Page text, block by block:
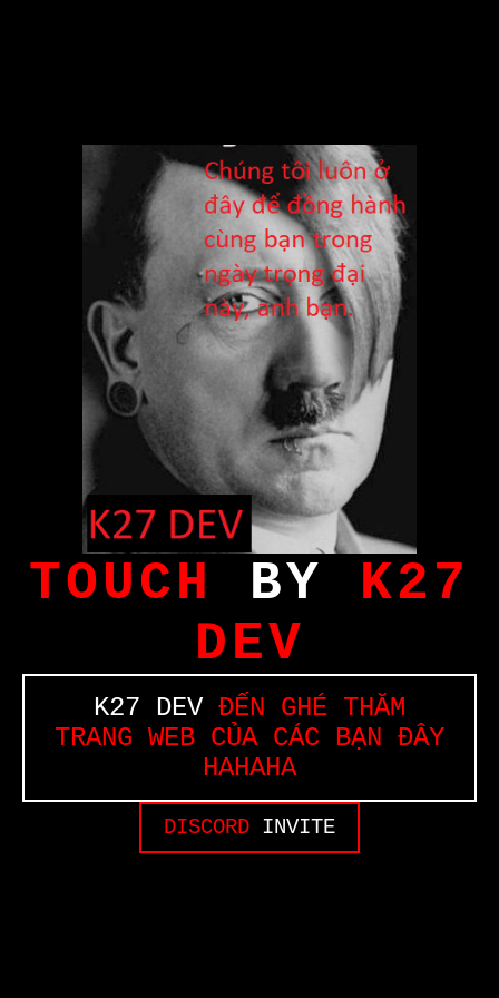
TOUCH BY K27
DEV
K27 DEVĐẾN GHÉ THĂM
TRANG WEB CỦA CÁC BẠN ĐÂY
HAHAHA
DISCORD INVITE